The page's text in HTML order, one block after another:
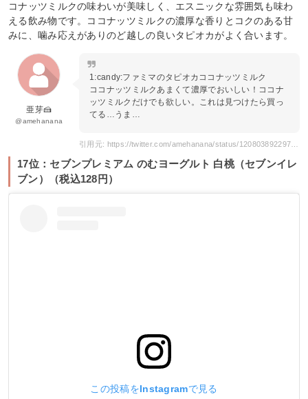
コナッツミルクの味わいが美味しく、エスニックな雰囲気も味わ
える飲み物です。ココナッツミルクの濃厚な香りとコクのある甘
みに、噛み応えがありのど越しの良いタピオカがよく合います。
亜芽🍰
@amehanana
1:candy:ファミマのタピオカココナッツミルク
ココナッツミルクあまくて濃厚でおいしい！ココナ
ッツミルクだけでも欲しい。これは見つけたら買っ
てる…うま…
17位：セブンプレミアム のむヨーグルト 白桃（セブンイレ
ブン）（税込128円）
この投稿をInstagramで見る